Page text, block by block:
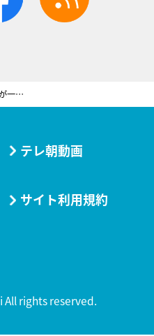
高須院長が一般人の人生相談に直接のる！新聞で相談者募集すると大変な事態に
テレ朝動画
サイト利用規約
All rights reserved.